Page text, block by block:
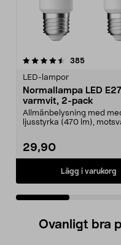
385
LED-lampor
Normallampa LED
varmvit, 2-pack
Allmänbelysning med
ljusstyrka (470 lm),
29,90
Lägg i varukorg
4.5 av 5 stjärnor
Ovanligt bra